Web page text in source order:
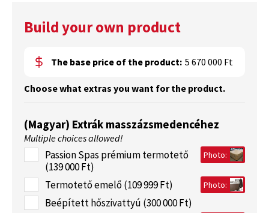
Build your own product
The base price of the product: 5 670 000 Ft
Choose what extras you want for the product.
(Magyar) Extrák masszázsmedencéhez
Multiple choices allowed!
Passion Spas prémium termotető
(139 000 Ft)
Photo:
Termotető emelő (109 999 Ft) Photo:
Beépített hőszivattyú (300 000 Ft)